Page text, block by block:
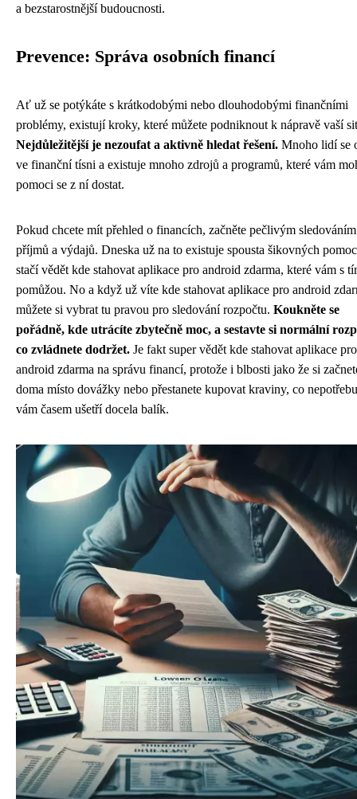
a bezstarostnější budoucnosti.
Prevence: Správa osobních financí
Ať už se potýkáte s krátkodobými nebo dlouhodobými finančními
problémy, existují kroky, které můžete podniknout k nápravě vaší
Nejdůležitější je nezoufat a aktivně hledat řešení. Mnoho lidí se
ve finanční tísni a existuje mnoho zdrojů a programů, které vám
pomoci se z ní dostat.
Pokud chcete mít přehled o financích, začněte pečlivým sledováním
příjmů a výdajů. Dneska už na to existuje spousta šikovných
stačí vědět kde stahovat aplikace pro android zdarma, které vám s
pomůžou. No a když už víte kde stahovat aplikace pro android
můžete si vybrat tu pravou pro sledování rozpočtu. Koukněte se
pořádně, kde utrácíte zbytečně moc, a sestavte si normální
co zvládnete dodržet. Je fakt super vědět kde stahovat aplikace pro
android zdarma na správu financí, protože i blbosti jako že si
doma místo dovážky nebo přestanete kupovat kraviny, co
vám časem ušetří docela balík.